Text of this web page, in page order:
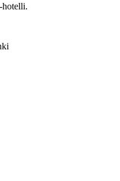
hotelli.